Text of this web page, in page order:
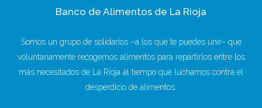
Banco de Alimentos de La Rioja
Somos un grupo de solidarios –a los que te puedes unir– que
voluntariamente recogemos alimentos para repartirlos entre los
más necesitados de La Rioja al tiempo que luchamos contra el
desperdicio de alimentos.